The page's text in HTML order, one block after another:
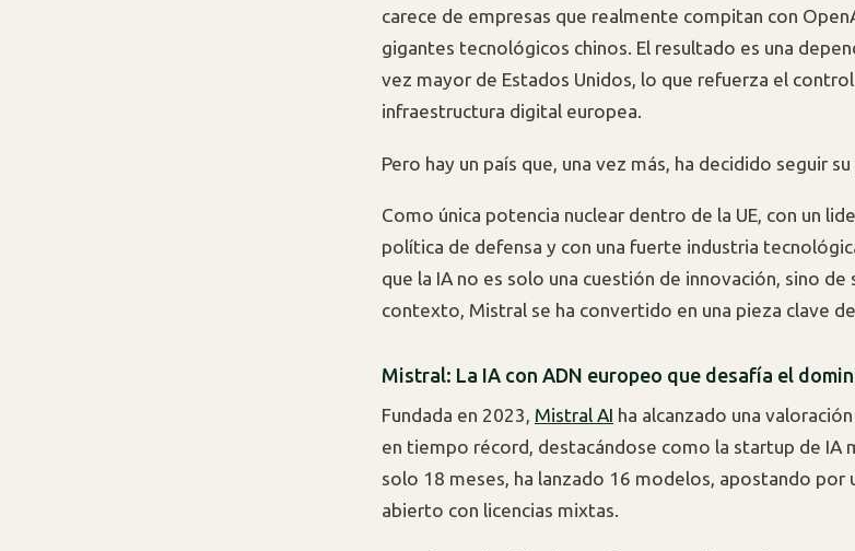
carece de empresas que realmente compitan con
gigantes tecnológicos chinos. El resultado es una
vez mayor de Estados Unidos, lo que refuerza el
infraestructura digital europea.
Pero hay un país que, una vez más, ha decidido seguir
Como única potencia nuclear dentro de la UE, con un
política de defensa y con una fuerte industria
que la IA no es solo una cuestión de innovación, sino de
contexto, Mistral se ha convertido en una pieza clave
Mistral: La IA con ADN europeo que desafía el
Fundada en 2023, Mistral AI ha alcanzado una
en tiempo récord, destacándose como la startup de IA
solo 18 meses, ha lanzado 16 modelos, apostando por
abierto con licencias mixtas.